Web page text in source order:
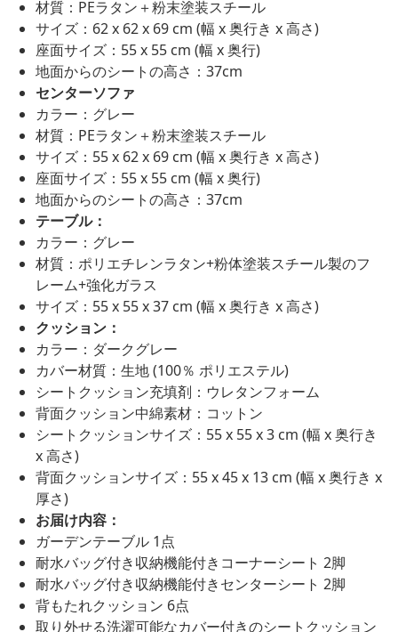
材質：PEラタン＋粉末塗装スチール
サイズ：62 x 62 x 69 cm (幅 x 奥行き x 高さ)
座面サイズ：55 x 55 cm (幅 x 奥行)
地面からのシートの高さ：37cm
センターソファ
カラー：グレー
材質：PEラタン＋粉末塗装スチール
サイズ：55 x 62 x 69 cm (幅 x 奥行き x 高さ)
座面サイズ：55 x 55 cm (幅 x 奥行)
地面からのシートの高さ：37cm
テーブル：
カラー：グレー
材質：ポリエチレンラタン+粉体塗装スチール製のフ
レーム+強化ガラス
サイズ：55 x 55 x 37 cm (幅 x 奥行き x 高さ)
クッション：
カラー：ダークグレー
カバー材質：生地 (100％ ポリエステル)
シートクッション充填剤：ウレタンフォーム
背面クッション中綿素材：コットン
シートクッションサイズ：55 x 55 x 3 cm (幅 x 奥行き
x 高さ)
背面クッションサイズ：55 x 45 x 13 cm (幅 x 奥行き x
厚さ)
お届け内容：
ガーデンテーブル 1点
耐水バッグ付き収納機能付きコーナーシート 2脚
耐水バッグ付き収納機能付きセンターシート 2脚
背もたれクッション 6点
取り外せる洗濯可能なカバー付きのシートクッション